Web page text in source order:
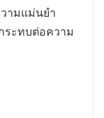
ามแม่นยำ
ระทบต่อความ